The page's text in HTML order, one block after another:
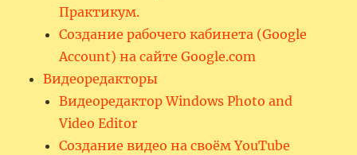
Практикум.
Создание рабочего кабинета (Google
Account) на сайте Google.com
Видеоредакторы
Видеоредактор Windows Photo and
Video Editor
Создание видео на своём YouTube